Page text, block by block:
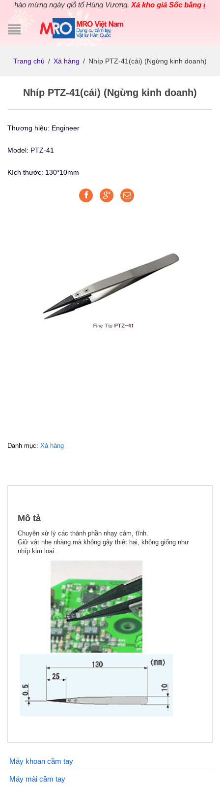
Chào mừng ngày giỗ tổ Hùng Vương.Xả kho giá Sốc bằng giá
Trang chủ / Xả hàng / Nhíp PTZ-41(cái) (Ngừng kinh doanh)
Nhíp PTZ-41(cái) (Ngừng kinh doanh)
Thương hiệu: Engineer
Model: PTZ-41
Kích thước: 130*10mm
Danh mục: Xả hàng
Mô tả
Chuyên xử lý các thành phần nhạy cảm, tĩnh.
Giữ vật nhẹ nhàng mà không gây thiệt hại, không giống như
nhíp kim loại.
Máy khoan cầm tay
Máy mài cầm tay